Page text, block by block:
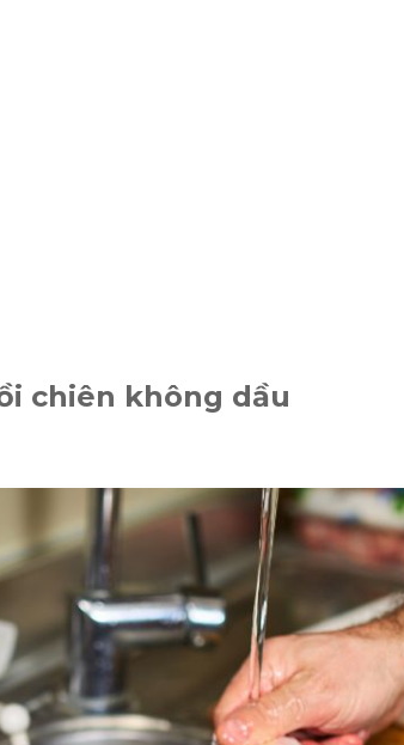
chiên không dầu